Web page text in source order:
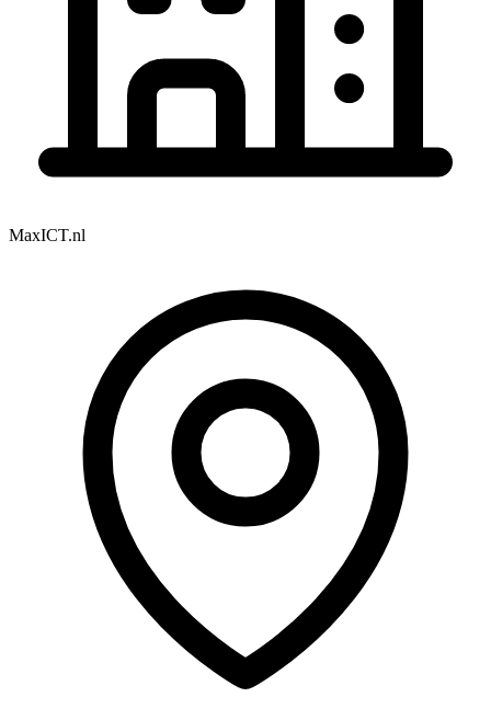
MaxICT.nl